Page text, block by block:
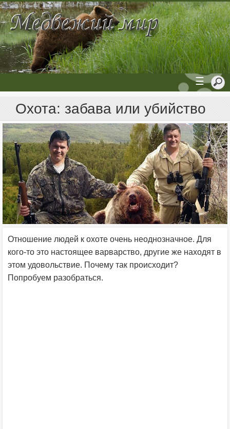
☰
Охота: забава или убийство
Отношение людей к охоте очень неоднозначное. Для
кого-то это настоящее варварство, другие же находят в
этом удовольствие. Почему так происходит?
Попробуем разобраться.